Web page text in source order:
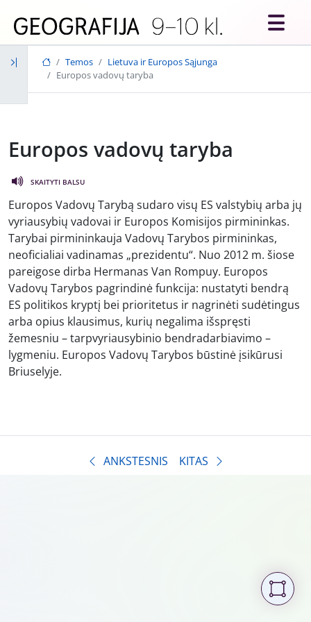
Temos
Lietuva ir Europos Sąjunga
Europos vadovų taryba
Europos vadovų taryba
SKAITYTI BALSU
Europos Vadovų Tarybą sudaro visų ES valstybių arba jų
vyriausybių vadovai ir Europos Komisijos pirmininkas.
Tarybai pirmininkauja Vadovų Tarybos pirmininkas,
neoficialiai vadinamas „prezidentu“. Nuo 2012 m. šiose
pareigose dirba Hermanas Van Rompuy. Europos
Vadovų Tarybos pagrindinė funkcija: nustatyti bendrą
ES politikos kryptį bei prioritetus ir nagrinėti sudėtingus
arba opius klausimus, kurių negalima išspręsti
žemesniu – tarpvyriausybinio bendradarbiavimo –
lygmeniu. Europos Vadovų Tarybos būstinė įsikūrusi
Briuselyje.
ANKSTESNIS KITAS